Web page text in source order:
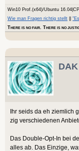
Win10 Prof.(x64)/Ubuntu
Wie man Fragen richtig stellt
THERE IS NO FAIR . THERE IS NO
DAK
Ihr seids da eh ziemlich
zig verschiedenen
Das Double-Opt-In bei
alles ab. Das Einzige,